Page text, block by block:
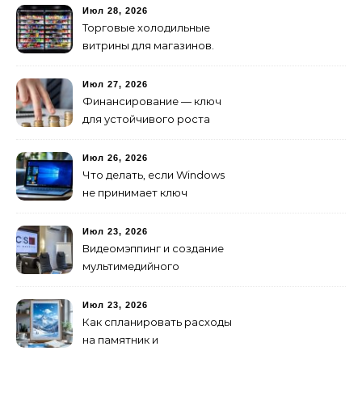
оборудование
предусмотреть заранее
Июл 28, 2026
Торговые холодильные
витрины для магазинов.
Июл 27, 2026
Финансирование — ключ
для устойчивого роста
Июл 26, 2026
Что делать, если Windows
не принимает ключ
Июл 23, 2026
Видеомэппинг и создание
мультимедийного
будущего для пространств
Июл 23, 2026
Как спланировать расходы
на памятник и